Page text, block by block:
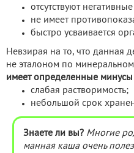
отсутствуют
не имеет
быстро усваивается
Невзирая на то, что данная
не эталоном по
имеет определенные минусы
слабая растворимость;
небольшой срок
Знаете ли вы? Многие
манная каша очень